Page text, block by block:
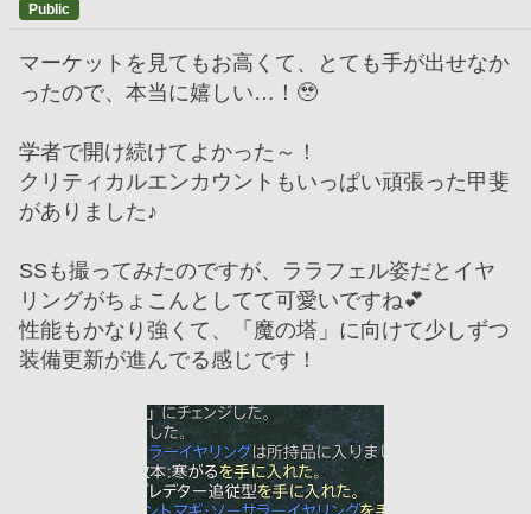
Public
マーケットを見てもお高くて、とても手が出せなか
ったので、本当に嬉しい…！🥹
学者で開け続けてよかった～！
クリティカルエンカウントもいっぱい頑張った甲斐
がありました♪
SSも撮ってみたのですが、ララフェル姿だとイヤ
リングがちょこんとしてて可愛いですね💕
性能もかなり強くて、「魔の塔」に向けて少しずつ
装備更新が進んでる感じです！